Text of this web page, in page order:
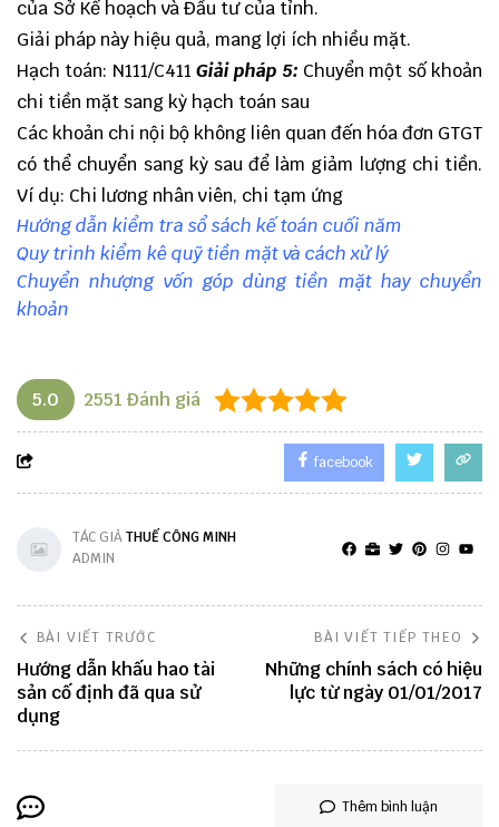
của Sở Kế hoạch và Đầu tư của tỉnh.
Giải pháp này hiệu quả, mang lợi ích nhiều mặt.
Hạch toán: N111/C411 Giải pháp 5: Chuyển một số khoản
chi tiền mặt sang kỳ hạch toán sau
Các khoản chi nội bộ không liên quan đến hóa đơn GTGT
có thể chuyển sang kỳ sau để làm giảm lượng chi tiền.
Ví dụ: Chi lương nhân viên, chi tạm ứng
Hướng dẫn kiểm tra sổ sách kế toán cuối năm
Quy trình kiểm kê quỹ tiền mặt và cách xử lý
Chuyển nhượng vốn góp dùng tiền mặt hay chuyển
khoản
5.0 2551 Đánh giá
facebook
TÁC GIẢTHUẾ CÔNG MINH
ADMIN
BÀI VIẾT TRƯỚC
Hướng dẫn khấu hao tài
sản cố định đã qua sử
dụng
BÀI VIẾT TIẾP THEO
Những chính sách có hiệu
lực từ ngày 01/01/2017
Thêm bình luận